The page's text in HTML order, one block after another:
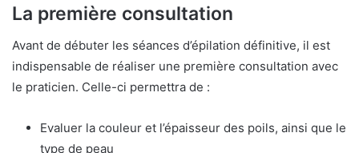
La première consultation
Avant de débuter les séances d’épilation définitive, il est
indispensable de réaliser une première consultation avec
le praticien. Celle-ci permettra de :
Evaluer la couleur et l’épaisseur des poils, ainsi que le
type de peau